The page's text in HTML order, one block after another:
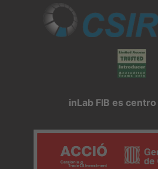
inLab FIB es centro